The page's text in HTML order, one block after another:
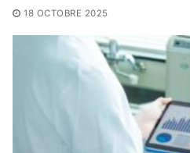
18 OCTOBRE 2025